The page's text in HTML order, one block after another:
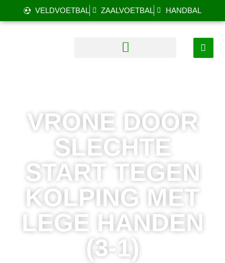
VELDVOETBAL ZAALVOETBAL HANDBAL
VRONE DOOR
SLECHTE
START TEGEN
KOLPING MET
LEGE HANDEN
(3-1)